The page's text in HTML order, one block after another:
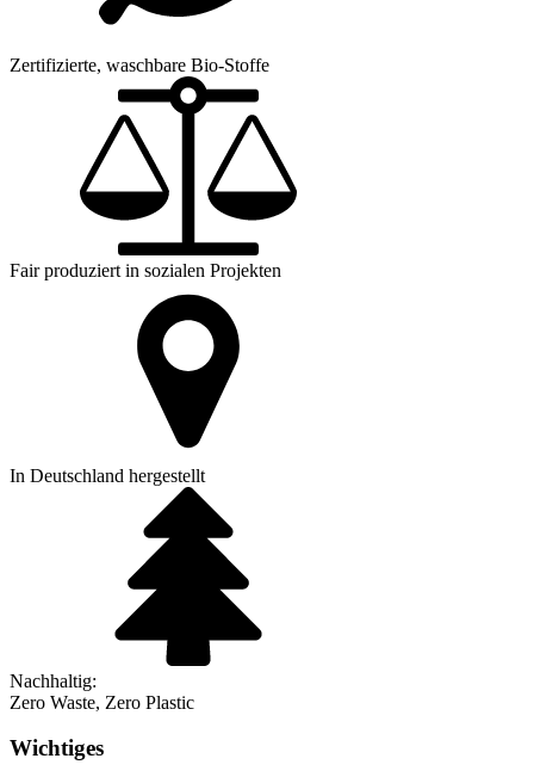
Zertifizierte, waschbare Bio-Stoffe
Fair produziert in sozialen Projekten
In Deutschland hergestellt
Nachhaltig:
Zero Waste, Zero Plastic
Wichtiges